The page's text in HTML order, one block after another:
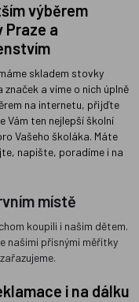
výběrem
Praze a
skladem stovky
a víme o nich úplně
na internetu, přijďte
Vám ten nejlepší školní
Vašeho školáka. Máte
napište, poradíme i na
místě
koupili i našim dětem.
našimi přísnými měřítky
i na dálku